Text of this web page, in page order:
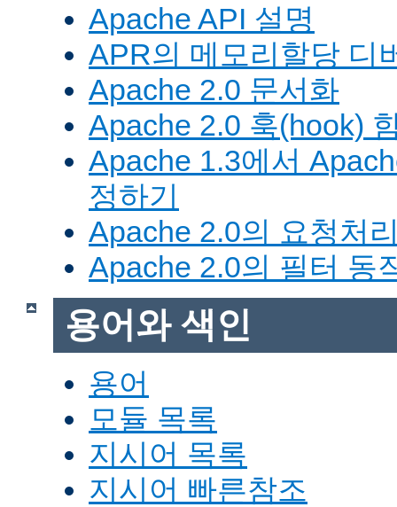
Apache API 설명
APR의 메모리할당 디
Apache 2.0 문서화
Apache 2.0 훅(hook)
Apache 1.3에서
정하기
Apache 2.0의 요청처
Apache 2.0의 필터 동
용어와 색인
용어
모듈 목록
지시어 목록
지시어 빠른참조